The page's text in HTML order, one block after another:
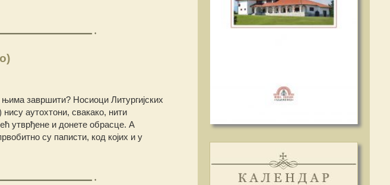
завршити? Носиоци Литургијских
аутохтони, свакако, нити
утврђене и донете обрасце. А
су паписти, код којих и у